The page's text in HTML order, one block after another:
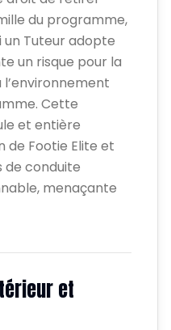
du programme,
un Tuteur adopte
un risque pour la
Cette
et entière
de Footie Elite et
de conduite
menaçante
et